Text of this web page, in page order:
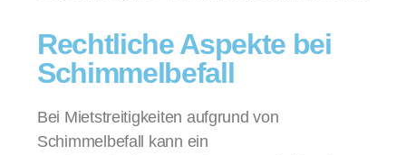
Rechtliche Aspekte bei
Schimmelbefall
Bei Mietstreitigkeiten aufgrund von
Schimmelbefall kann ein